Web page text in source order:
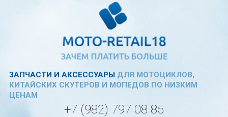
ЗАПЧАСТИ И АКСЕССУАРЫДЛЯ МОТОЦИКЛОВ,
КИТАЙСКИХ СКУТЕРОВ И МОПЕДОВ ПО НИЗКИМ
ЦЕНАМ
+7 (982) 797 08 85